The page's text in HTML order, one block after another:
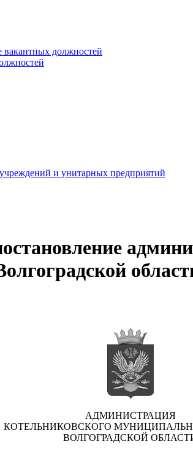
должностей
и унитарных предприятий
АДМИНИСТРАЦИЯ
КОТЕЛЬНИКОВСКОГО
ВОЛГОГРАДСКОЙ